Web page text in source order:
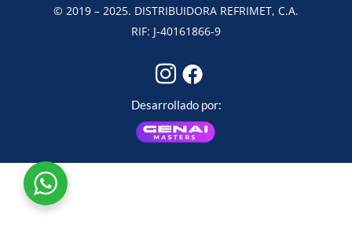
© 2019 – 2025. DISTRIBUIDORA REFRIMET, C.A.
RIF: J-40161866-9
Desarrollado por: